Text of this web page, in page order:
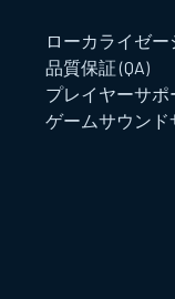
ローカライゼー
品質保証 (QA)
プレイヤーサポ
ゲームサウンド